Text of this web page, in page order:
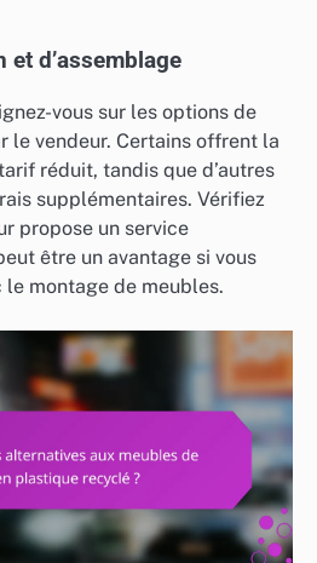
d’assemblage
vous sur les options de
le vendeur. Certains offrent la
réduit, tandis que d’autres
supplémentaires. Vérifiez
propose un service
être un avantage si vous
le montage de meubles.